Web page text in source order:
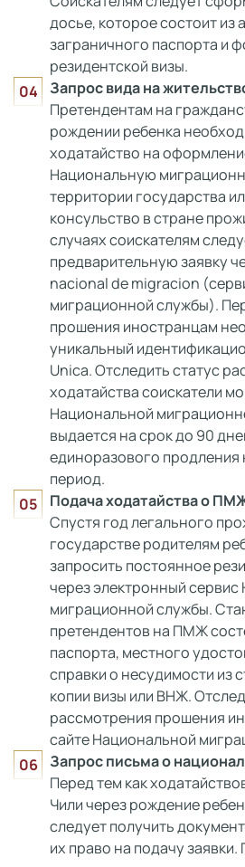
досье, которое состоит из
заграничного паспорта и
резидентской визы.
Запрос вида на
Претендентам на
рождении ребенка
ходатайство на
Национальную
территории государства
консульство в стране
случаях соискателям
предварительную заявку
nacional de migracion
миграционной службы).
прошения иностранцам
уникальный
Unica. Отследить статус
ходатайства соискатели
Национальной
выдается на срок до 90
единоразового продления
период.
Подача ходатайства о
Спустя год легального
государстве родителям
запросить постоянное
через электронный
миграционной службы.
претендентов на ПМЖ
паспорта, местного
справки о несудимости из
копии визы или ВНЖ.
рассмотрения прошения
сайте Национальной
Запрос письма о
Перед тем как
Чили через рождение
следует получить
их право на подачу заявки.